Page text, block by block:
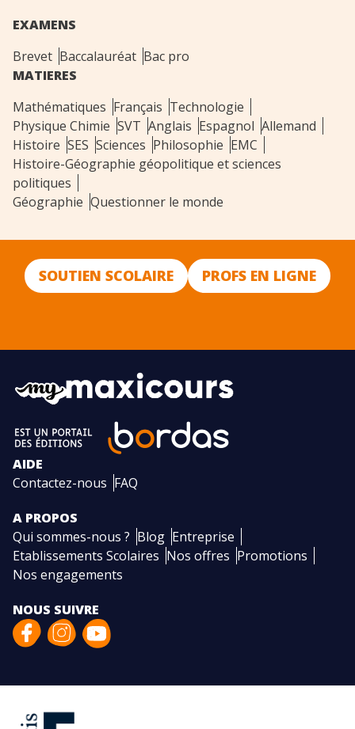
EXAMENS
Brevet Baccalauréat Bac pro
MATIERES
Mathématiques Français Technologie
Physique Chimie SVT Anglais Espagnol Allemand
Histoire SES Sciences Philosophie EMC
Histoire-Géographie géopolitique et sciences
politiques
Géographie Questionner le monde
SOUTIEN SCOLAIRE PROFS EN LIGNE
AIDE
Contactez-nous FAQ
A PROPOS
Qui sommes-nous ? Blog Entreprise
Etablissements Scolaires Nos offres Promotions
Nos engagements
NOUS SUIVRE